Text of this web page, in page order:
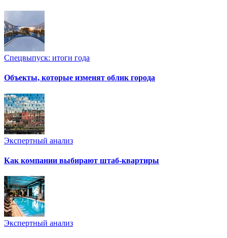
Спецвыпуск: итоги года
Объекты, которые изменят облик города
Экспертный анализ
Как компании выбирают штаб-квартиры
Экспертный анализ